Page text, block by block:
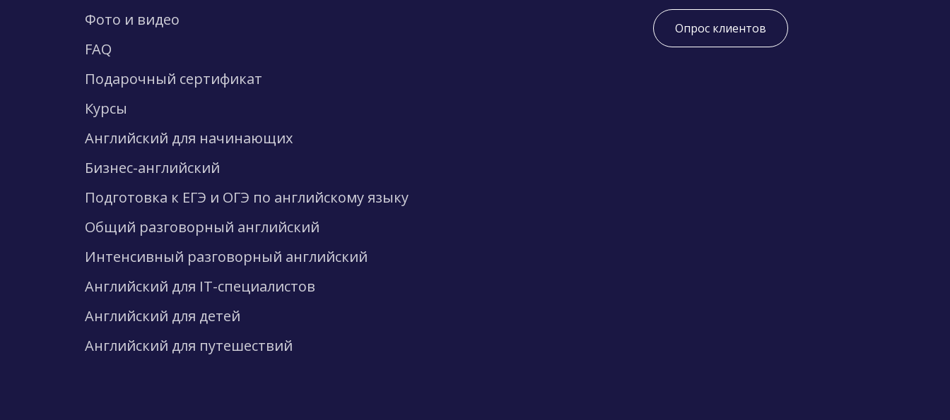
Фото и видео
FAQ
Подарочный сертификат
Курсы
Английский для начинающих
Бизнес-английский
Подготовка к ЕГЭ и ОГЭ по английскому языку
Общий разговорный английский
Интенсивный разговорный английский
Английский для IT-специалистов
Английский для детей
Английский для путешествий
Опрос клиентов